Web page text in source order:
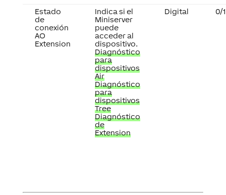
Estado
de
conexión
AO
Extension
Indica si el
Miniserver
puede
acceder al
dispositivo.
Diagnóstico
para
dispositivos
Air
Diagnóstico
para
dispositivos
Tree
Diagnóstico
de
Extension
Digital 0/1